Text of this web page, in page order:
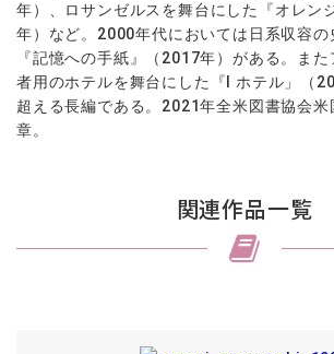
年）、ロサンゼルスを舞台にした『オレン
年） など。2000年代においては日系収容の
『記憶への手紙』（ 2017年）がある。また
者用のホテルを舞台にした『
ホテル」（
超える長編である。2021年全米図書協会米
章。
関連作品一覧